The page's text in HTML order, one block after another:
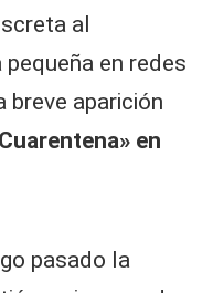
al
en redes
breve aparición
en
pasado la